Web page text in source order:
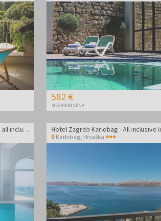
582 €
MEGABON CENA
Aminess Vival Lišanj Family Hotel - Družinski all inclusive light z animacijo
Karlobag, Hrvaška